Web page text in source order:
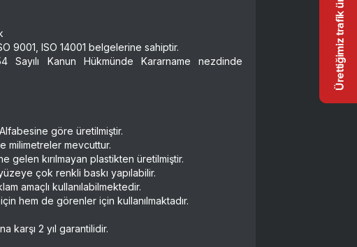
9001, ISO 14001 belgelerine sahiptir.
Sayılı Kanun Hükmünde Kararname nezdinde
göre üretilmiştir.
milimetreler mevcuttur.
gelen kırılmayan plastikten üretilmiştir.
çok renkli baskı yapılabilir.
amaçlı kullanılabilmektedir.
hem de görenler için kullanılmaktadır.
karşı 2 yıl garantilidir.